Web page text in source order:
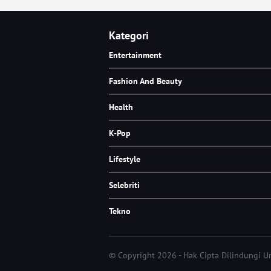
Kategori
Entertainment
Fashion And Beauty
Health
K-Pop
Lifestyle
Selebriti
Tekno
© Copyright 2026 - Hak Cipta Dilindungi